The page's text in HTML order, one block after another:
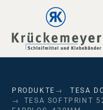
Skip to main navigation
Skip to main content
Skip to page footer
PRODUKTE
TESA
TESA SOFTPRINT